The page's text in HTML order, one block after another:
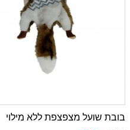
בובת שועל מצפצפת ללא מילוי